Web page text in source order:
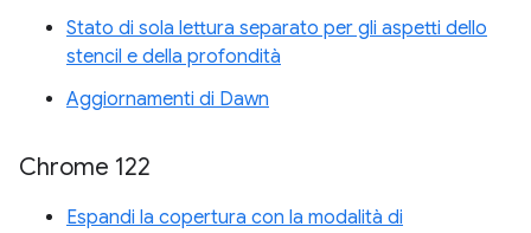
Stato di sola lettura separato per gli aspetti dello
stencil e della profondità
Aggiornamenti di Dawn
Chrome 122
Espandi la copertura con la modalità di